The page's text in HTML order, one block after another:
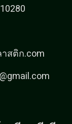
สติก.com